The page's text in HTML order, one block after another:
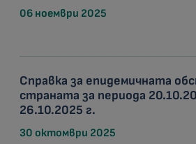
06 ноември 2025
Справка за епидемичната
страната за периода
26.10.2025 г.
30 октомври 2025